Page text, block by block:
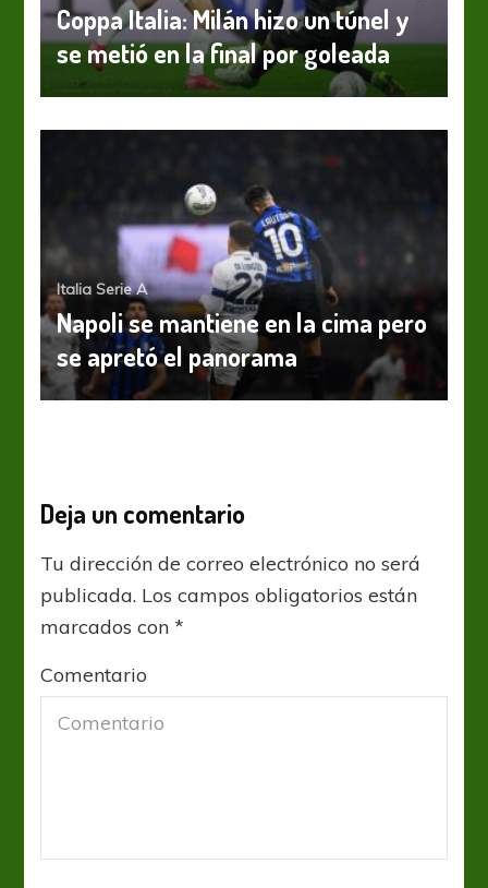
Coppa Italia: Milán hizo un túnel y
se metió en la final por goleada
Italia Serie A
Napoli se mantiene en la cima pero
se apretó el panorama
Deja un comentario
Tu dirección de correo electrónico no será
publicada. Los campos obligatorios están
marcados con*
Comentario